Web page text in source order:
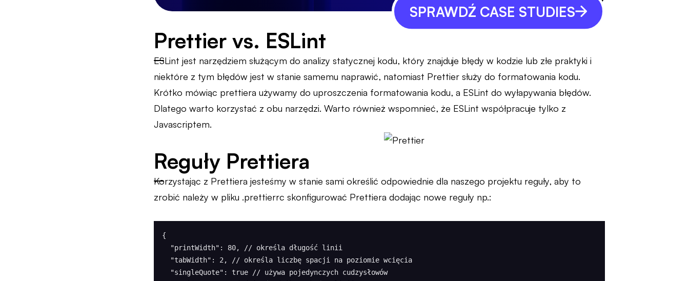
SPRAWDŹ CASE STUDIES
Prettier vs. ESLint
ESLint jest narzędziem służącym do analizy statycznej kodu, który znajduje błędy w kodzie lub złe praktyki i
niektóre z tym błędów jest w stanie samemu naprawić, natomiast Prettier służy do formatowania kodu.
Krótko mówiąc prettiera używamy do uproszczenia formatowania kodu, a ESLint do wyłapywania błędów.
Dlatego warto korzystać z obu narzędzi. Warto również wspomnieć, że ESLint współpracuje tylko z
Javascriptem.
Reguły Prettiera
Korzystając z Prettiera jesteśmy w stanie sami określić odpowiednie dla naszego projektu reguły, aby to
zrobić należy w pliku .prettierrc skonfigurować Prettiera dodając nowe reguły np.:
{